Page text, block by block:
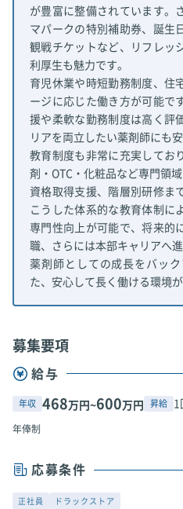
が豊富に整備されています。
マパークの特別補助券、誕生
観戦チケットなど、リフレッ
利厚生も魅力です。
育児休業や時短勤務制度、住
ージに応じた働き方が可能で
援や柔軟な勤務制度は高く評
リアを両立したい薬剤師にも
教育制度も非常に充実してお
剤・OTC・化粧品など専門領
資格取得支援、階層別研修ま
こうした体系的な教育体制に
専門性向上が可能で、将来的
職、さらには本部キャリアへ
薬剤師としての成長をバッ
た、安心して長く働ける環境
募集要項
給与
年収 468万円~600万円 昇給 1
年俸制
応募条件
正社員 ドラックストア